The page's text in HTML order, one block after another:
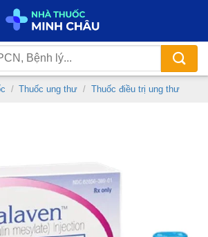
/ Thuốc ung thư / Thuốc điều trị ung thư